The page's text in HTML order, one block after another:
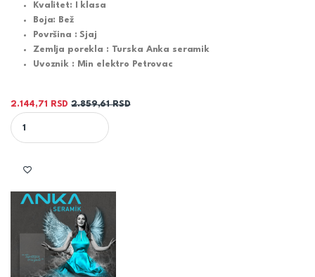
Kvalitet: I klasa
Boja: Bež
Površina : Sjaj
Zemlja porekla : Turska Anka seramik
Uvoznik : Min elektro Petrovac
2.144,71 RSD 2.859,61RSD
PLOČICA ALBA BONE 60X120 - ANKA SERAMIK quantity